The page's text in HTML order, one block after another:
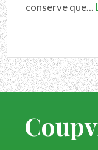
conserve que...